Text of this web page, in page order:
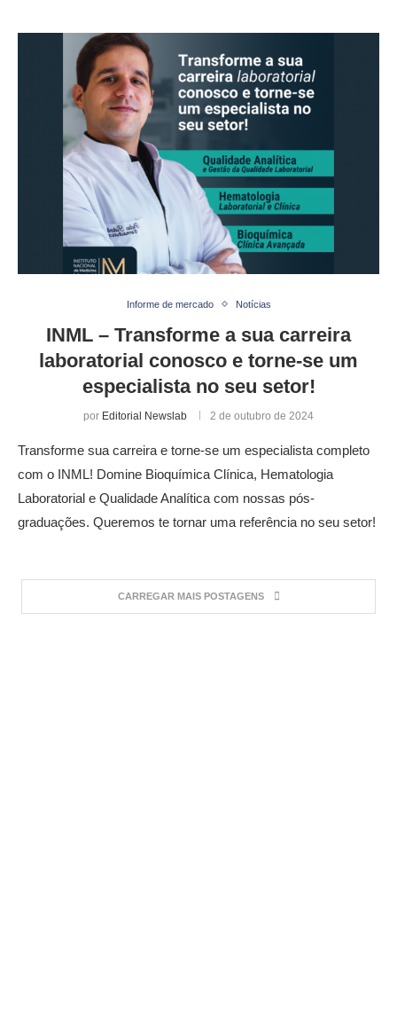
Informe de mercado Notícias
INML – Transforme a sua carreira
laboratorial conosco e torne-se um
especialista no seu setor!
por Editorial Newslab 2 de outubro de 2024
Transforme sua carreira e torne-se um especialista completo
com o INML! Domine Bioquímica Clínica, Hematologia
Laboratorial e Qualidade Analítica com nossas pós-
graduações. Queremos te tornar uma referência no seu setor!
CARREGAR MAIS POSTAGENS